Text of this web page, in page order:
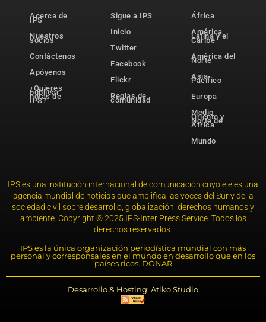
Acerca de
IPS
Nuestros
socios
Contáctenos
Apóyenos
¿Quieres
publicar
notas de
IPS?
Sigue a IPS
Inicio
Twitter
Facebook
Flickr
Reglas de
comunidad
África
América
Latina y el
Caribe
América del
Norte
Asia-
Pacífico
Europa
Medio
Oriente y
Norte de
África
Mundo
IPS es una institución internacional de comunicación cuyo eje es una
agencia mundial de noticias que amplifica las voces del Sur y de la
sociedad civil sobre desarrollo, globalización, derechos humanos y
ambiente. Copyright © 2025 IPS-Inter Press Service. Todos los
derechos reservados.
IPS es la única organización periodística mundial con más
personal y corresponsales en el mundo en desarrollo que en los
países ricos. DONAR
Desarrollo & Hosting: Atiko.Studio